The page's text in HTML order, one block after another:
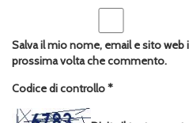
Salva il mio nome, email e sito web
prossima volta che commento.
Codice di controllo*